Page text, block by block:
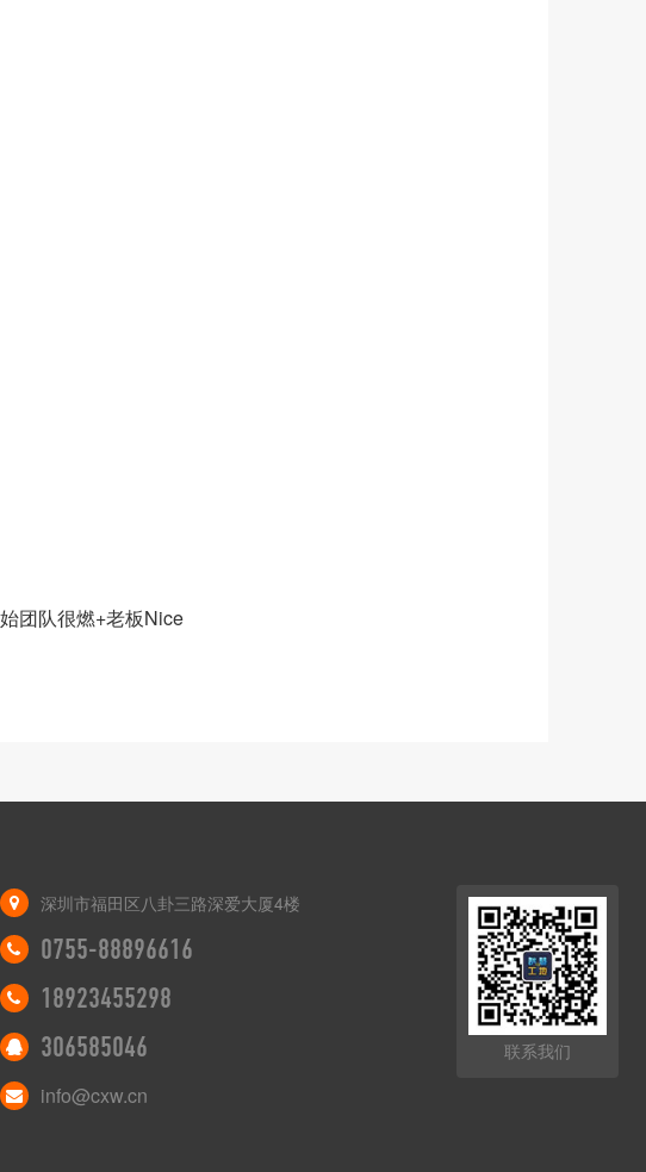
团队很燃+老板Nice
深圳市福田区八卦三路深爱大厦4楼
0755-88896616
18923455298
306585046
info@cxw.cn
联系我们